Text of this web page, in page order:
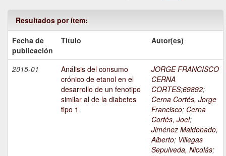
Resultados por ítem:
Fecha de
publicación
Título Autor(es)
2015-01
Análisis del consumo
crónico de etanol en el
desarrollo de un fenotipo
similar al de la diabetes
tipo 1
JORGE FRANCISCO
CERNA
CORTES;69892;
Cerna Cortés, Jorge
Francisco; Cerna
Cortés, Joel;
Jiménez Maldonado,
Alberto; Villegas
Sepulveda, Nicolás;